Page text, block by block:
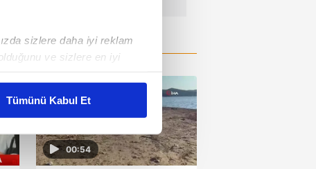
sizlere daha iyi reklam
ve sizlere en iyi
kullanılmaktadır. Bu
Tümünü Kabul Et
00:54